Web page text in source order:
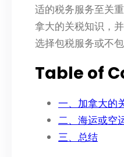
适的税务服务至关
拿大的关税知识，
选择包税服务或不
Table of
一、加拿大的
二、海运或空
三、总结